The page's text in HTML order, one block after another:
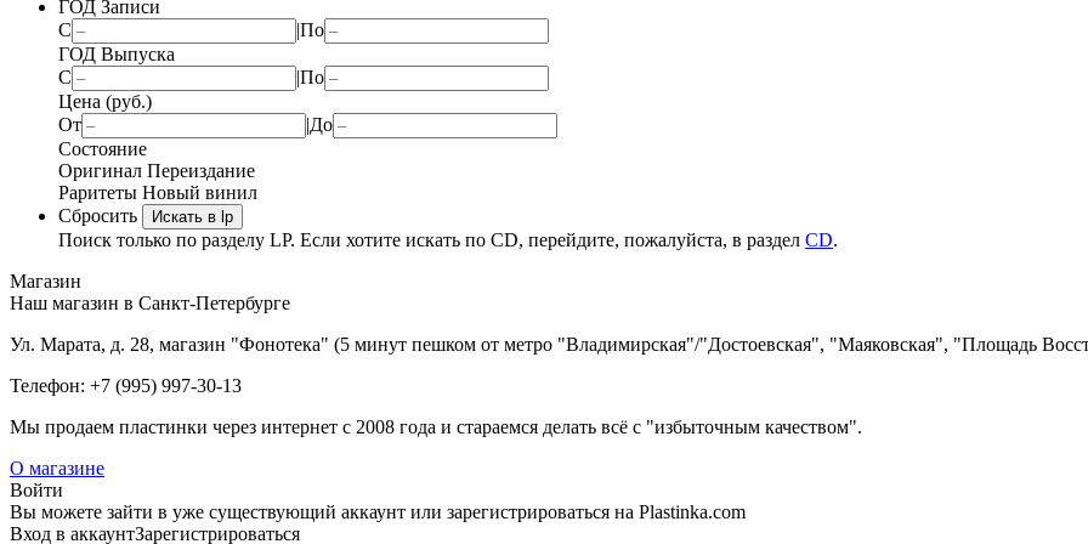
ГОД Записи
С
|По
ГОД Выпуска
С
|По
Цена (руб.)
От
|До
Состояние
Оригинал Переиздание
Раритеты Новый винил
Сбросить
Искать в lp
Поиск только по разделу LP. Если хотите искать по CD, перейдите, пожалуйста, в раздел CD.
Магазин
Наш магазин в Санкт-Петербурге
Ул. Марата, д. 28, магазин "Фонотека" (5 минут пешком от метро "Владимирская"/"Достоевская", "Маяковская", "Площадь
Телефон: +7 (995) 997-30-13
Мы продаем пластинки через интернет c 2008 года и стараемся делать всё с "избыточным качеством".
О магазине
Войти
Вы можете зайти в уже существующий аккаунт или зарегистрироваться на Plastinka.com
Вход в аккаунтЗарегистрироваться